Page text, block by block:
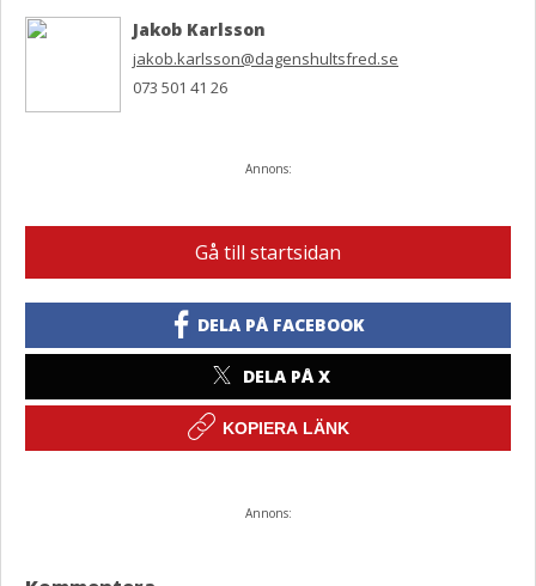
Jakob Karlsson
jakob.karlsson@dagenshultsfred.se
073 501 41 26
Annons:
Gå till startsidan
DELA PÅ FACEBOOK
DELA PÅ X
KOPIERA LÄNK
Annons: